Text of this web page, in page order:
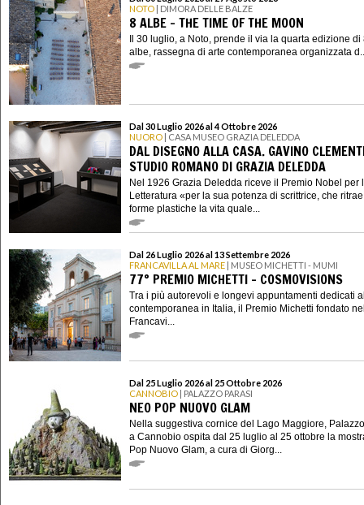
NOTO | DIMORA DELLE BALZE
8 ALBE - THE TIME OF THE MOON
Il 30 luglio, a Noto, prende il via la quarta edizione di
albe, rassegna di arte contemporanea organizzata
Dal 30 Luglio 2026 al 4 Ottobre 2026
NUORO | CASA MUSEO GRAZIA DELEDDA
DAL DISEGNO ALLA CASA. GAVINO
STUDIO ROMANO DI GRAZIA DELEDDA
Nel 1926 Grazia Deledda riceve il Premio Nobel per
Letteratura «per la sua potenza di scrittrice, che
forme plastiche la vita quale...
Dal 26 Luglio 2026 al 13 Settembre 2026
FRANCAVILLA AL MARE | MUSEO MICHETTI - MUMI
77° PREMIO MICHETTI - COSMOVISIONS
Tra i più autorevoli e longevi appuntamenti dedicati
contemporanea in Italia, il Premio Michetti fondato
Francavi...
Dal 25 Luglio 2026 al 25 Ottobre 2026
CANNOBIO | PALAZZO PARASI
NEO POP NUOVO GLAM
Nella suggestiva cornice del Lago Maggiore,
a Cannobio ospita dal 25 luglio al 25 ottobre la
Pop Nuovo Glam, a cura di Giorg...